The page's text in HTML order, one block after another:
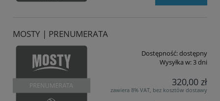
MOSTY | PRENUMERATA
Dostępność:dostępny
Wysyłka w:3 dni
320,00 zł
zawiera 8% VAT, bez kosztów dostawy